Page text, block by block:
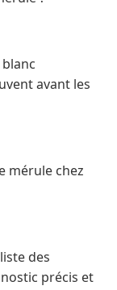
avant les
mérule chez
des
précis et